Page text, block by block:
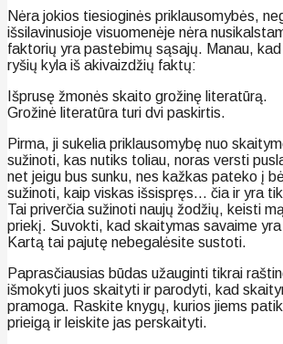
Nėra jokios tiesioginės priklausomybės,
išsilavinusioje visuomenėje nėra
faktorių yra pastebimų sąsajų. Manau,
ryšių kyla iš akivaizdžių faktų:
Išprusę žmonės skaito grožinę literatūrą.
Grožinė literatūra turi dvi paskirtis.
Pirma, ji sukelia priklausomybę nuo
sužinoti, kas nutiks toliau, noras versti
net jeigu bus sunku, nes kažkas pateko į
sužinoti, kaip viskas išsispręs… čia ir yra
Tai priverčia sužinoti naujų žodžių, keisti
priekį. Suvokti, kad skaitymas savaime
Kartą tai pajutę nebegalėsite sustoti.
Paprasčiausias būdas užauginti tikrai
išmokyti juos skaityti ir parodyti, kad
pramoga. Raskite knygų, kurios jiems
prieigą ir leiskite jas perskaityti.